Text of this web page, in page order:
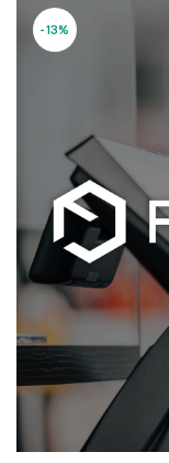
-13%